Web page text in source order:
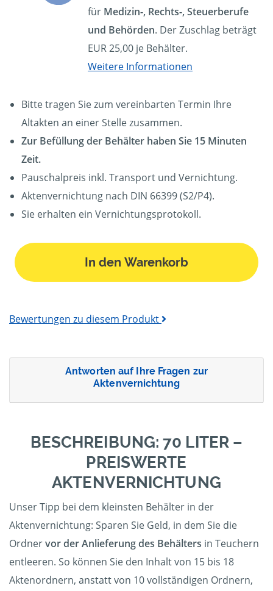
für Medizin-, Rechts-, Steuerberufe
und Behörden. Der Zuschlag beträgt
EUR 25,00 je Behälter.
Weitere Informationen
Bitte tragen Sie zum vereinbarten Termin Ihre
Altakten an einer Stelle zusammen.
Zur Befüllung der Behälter haben Sie 15 Minuten
Zeit.
Pauschalpreis inkl. Transport und Vernichtung.
Aktenvernichtung nach DIN 66399 (S2/P4).
Sie erhalten ein Vernichtungsprotokoll.
In den Warenkorb
Bewertungen zu diesem Produkt
Antworten auf Ihre Fragen zur
Aktenvernichtung
BESCHREIBUNG: 70 LITER –
PREISWERTE
AKTENVERNICHTUNG
Unser Tipp bei dem kleinsten Behälter in der
Aktenvernichtung: Sparen Sie Geld, in dem Sie die
Ordnervor der Anlieferung des Behälters in Teuchern
entleeren. So können Sie den Inhalt von 15 bis 18
Aktenordnern, anstatt von 10 vollständigen Ordnern,